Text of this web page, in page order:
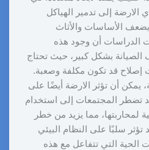
الارضة إلى تدمير الهياكل
يضعف الأساسات والأثاث
الدراسات أن وجود هذه
الصيانة بشكل كبير، حيث تحتاج
إصلاح قد تكون مكلفة وصعبة.
يمكن أن تؤثر الارضة أيضًا على
قد تضطر المجتمعات إلى استخدام
لمحاربتها، مما يزيد من خطر
تؤثر سلبًا على النظام البيئي
الحية التي تتفاعل مع هذه